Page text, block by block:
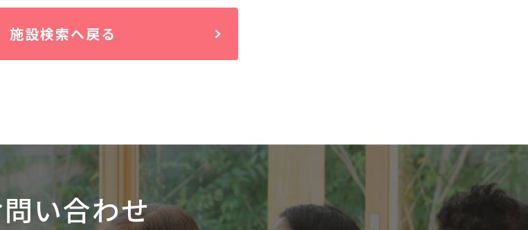
施設検索へ戻る
い合わせ